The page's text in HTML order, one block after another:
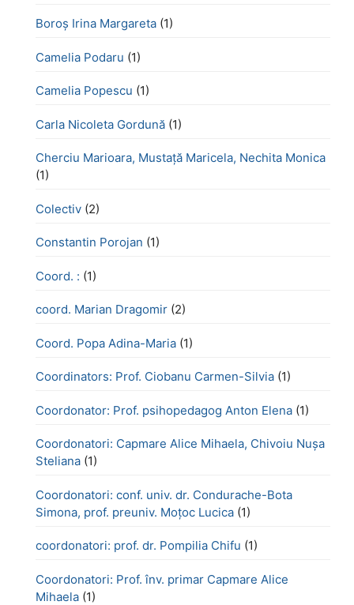
Boroş Irina Margareta (1)
Camelia Podaru (1)
Camelia Popescu (1)
Carla Nicoleta Gordună (1)
Cherciu Marioara, Mustață Maricela, Nechita Monica
(1)
Colectiv (2)
Constantin Porojan (1)
Coord. : (1)
coord. Marian Dragomir (2)
Coord. Popa Adina-Maria (1)
Coordinators: Prof. Ciobanu Carmen-Silvia (1)
Coordonator: Prof. psihopedagog Anton Elena (1)
Coordonatori: Capmare Alice Mihaela, Chivoiu Nușa
Steliana (1)
Coordonatori: conf. univ. dr. Condurache-Bota
Simona, prof. preuniv. Moțoc Lucica (1)
coordonatori: prof. dr. Pompilia Chifu (1)
Coordonatori: Prof. înv. primar Capmare Alice
Mihaela (1)